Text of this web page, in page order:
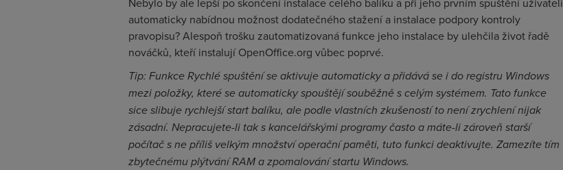
automaticky nabídnou možnost dodatečného stažení a instalace podpory kontroly
pravopisu? Alespoň trošku zautomatizovaná funkce jeho instalace by ulehčila život řadě
nováčků, kteří instalují OpenOffice.org vůbec poprvé.
Tip: Funkce Rychlé spuštění se aktivuje automaticky a přidává se i do registru Windows
mezi položky, které se automaticky spouštějí souběžně s celým systémem. Tato funkce
sice slibuje rychlejší start balíku, ale podle vlastních zkušeností to není zrychlení nijak
zásadní. Nepracujete-li tak s kancelářskými programy často a máte-li zároveň starší
počítač s ne příliš velkým množství operační paměti, tuto funkci deaktivujte. Zamezíte tím
zbytečnému plýtvání RAM a zpomalování startu Windows.